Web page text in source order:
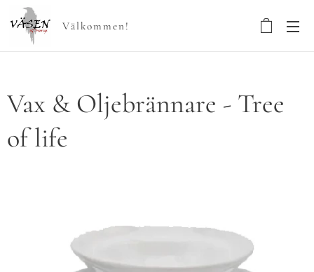
Välkommen!
Vax & Oljebrännare - Tree
of life